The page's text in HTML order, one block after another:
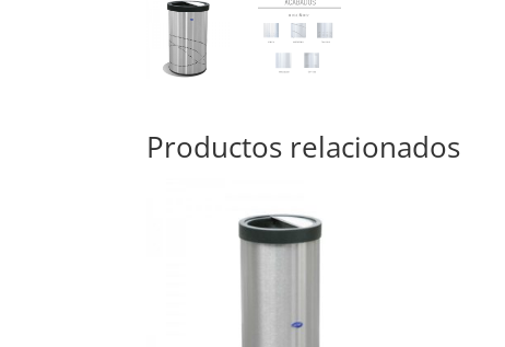
Productos relacionados